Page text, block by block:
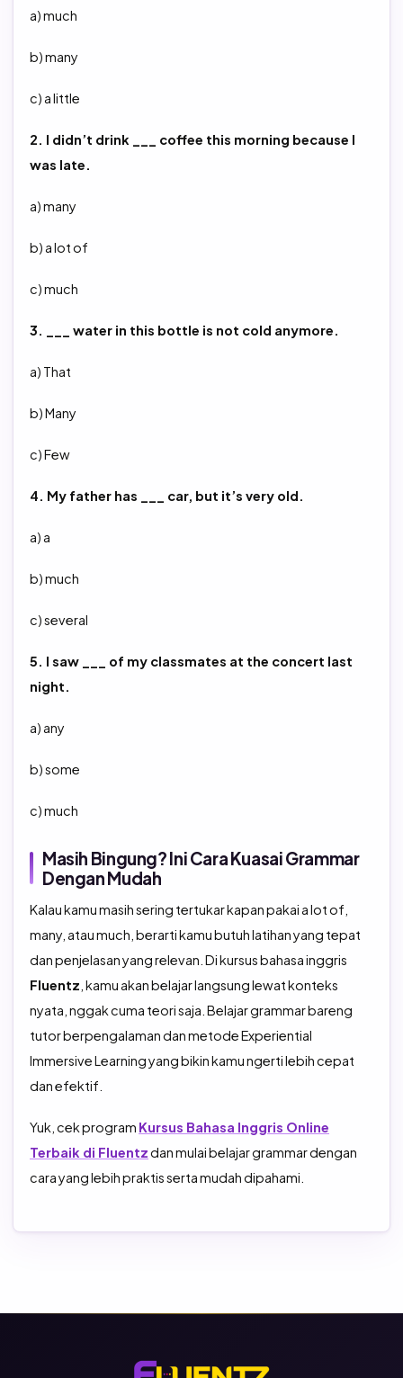
a) much
b) many
c) a little
2. I didn’t drink ___ coffee this morning because I
was late.
a) many
b) a lot of
c) much
3. ___ water in this bottle is not cold anymore.
a) That
b) Many
c) Few
4. My father has ___ car, but it’s very old.
a) a
b) much
c) several
5. I saw ___ of my classmates at the concert last
night.
a) any
b) some
c) much
Masih Bingung? Ini Cara Kuasai Grammar
Dengan Mudah
Kalau kamu masih sering tertukar kapan pakai a lot of,
many, atau much, berarti kamu butuh latihan yang tepat
dan penjelasan yang relevan. Di kursus bahasa inggris
Fluentz , kamu akan belajar langsung lewat konteks
nyata, nggak cuma teori saja. Belajar grammar bareng
tutor berpengalaman dan metode Experiential
Immersive Learning yang bikin kamu ngerti lebih cepat
dan efektif.
Yuk, cek program Kursus Bahasa Inggris Online
Terbaik di Fluentzdan mulai belajar grammar dengan
cara yang lebih praktis serta mudah dipahami.